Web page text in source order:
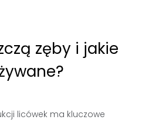
zęby i jakie
licówek ma kluczowe